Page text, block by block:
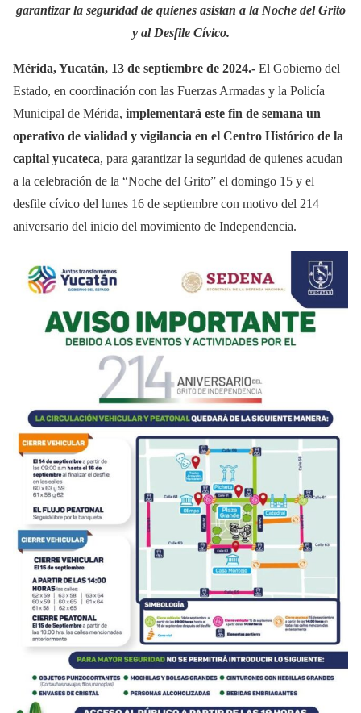
garantizar la seguridad de quienes asistan a la Noche del Grito
y al Desfile Cívico.
Mérida, Yucatán, 13 de septiembre de 2024.- El Gobierno del
Estado, en coordinación con las Fuerzas Armadas y la Policía
Municipal de Mérida, implementará este fin de semana un
operativo de vialidad y vigilancia en el Centro Histórico de la
capital yucateca, para garantizar la seguridad de quienes acudan
a la celebración de la “Noche del Grito” el domingo 15 y el
desfile cívico del lunes 16 de septiembre con motivo del 214
aniversario del inicio del movimiento de Independencia.